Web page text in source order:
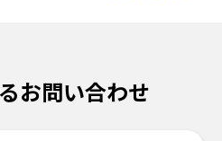
お問い合わせ